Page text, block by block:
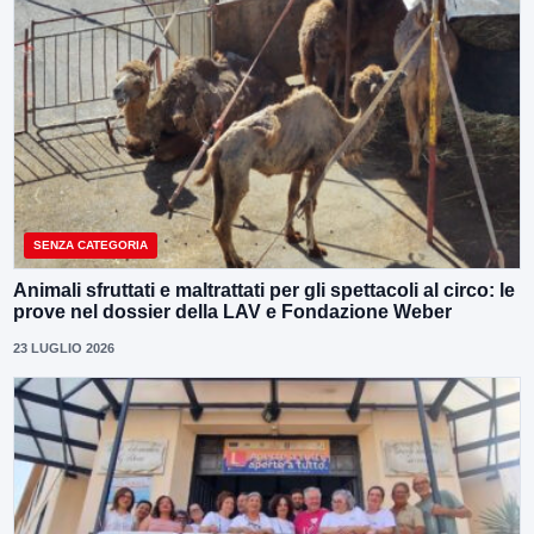
SENZA CATEGORIA
Animali sfruttati e maltrattati per gli spettacoli al circo: le
prove nel dossier della LAV e Fondazione Weber
23 LUGLIO 2026